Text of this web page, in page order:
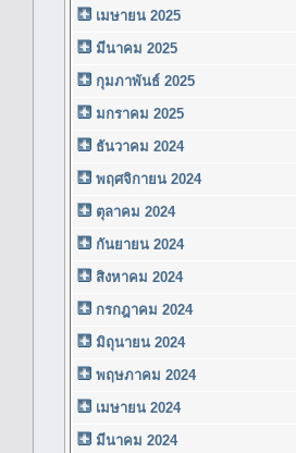
เมษายน 2025
มีนาคม 2025
กุมภาพันธ์ 2025
มกราคม 2025
ธันวาคม 2024
พฤศจิกายน 2024
ตุลาคม 2024
กันยายน 2024
สิงหาคม 2024
กรกฎาคม 2024
มิถุนายน 2024
พฤษภาคม 2024
เมษายน 2024
มีนาคม 2024